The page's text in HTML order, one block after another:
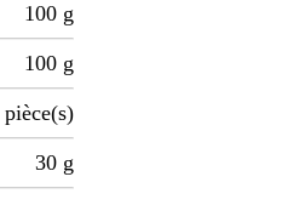
100 g
100 g
pièce(s)
30 g